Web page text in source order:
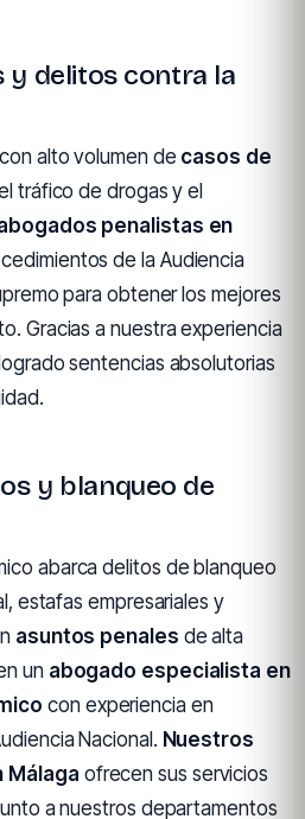
y delitos contra la
alto volumen de casos de
tráfico de drogas y el
penalistas en
de la Audiencia
para obtener los mejores
Gracias a nuestra experiencia
sentencias absolutorias
y blanqueo de
abarca delitos de blanqueo
estafas empresariales y
asuntos penales de alta
un abogado especialista en
con experiencia en
Nacional. Nuestros
Málaga ofrecen sus servicios
a nuestros departamentos